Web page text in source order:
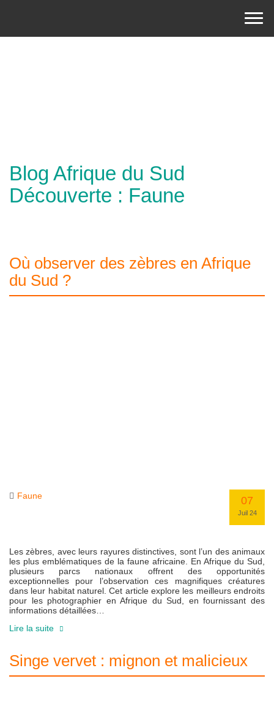
Blog Afrique du Sud
Découverte : Faune
Où observer des zèbres en Afrique
du Sud ?
Faune 07
Juil 24
Les zèbres, avec leurs rayures distinctives, sont l’un des animaux
les plus emblématiques de la faune africaine. En Afrique du Sud,
plusieurs parcs nationaux offrent des opportunités
exceptionnelles pour l’observation ces magnifiques créatures
dans leur habitat naturel. Cet article explore les meilleurs endroits
pour les photographier en Afrique du Sud, en fournissant des
informations détaillées…
Lire la suite
Singe vervet : mignon et malicieux